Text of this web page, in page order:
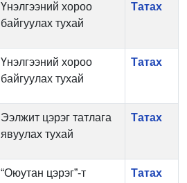
Үнэлгээний хороо
байгуулах тухай
Татах
Үнэлгээний хороо
байгуулах тухай
Татах
Ээлжит цэрэг татлага
явуулах тухай
Татах
“Оюутан цэрэг”-т
Татах